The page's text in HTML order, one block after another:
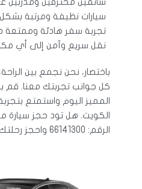
سيارات نظيفة ومرتبة
تجربة سفر هادئة وممتعة
نقل سريع وآمن إلى أي
باختصار، نحن نجمع بين
كل جوانب تجربتك معنا. قم
المميز اليوم واستمتع
الكويت. هل تود حجز سيارة
الرقم: 66141300 واحجز رحلتك بكل سهولة ويسر.